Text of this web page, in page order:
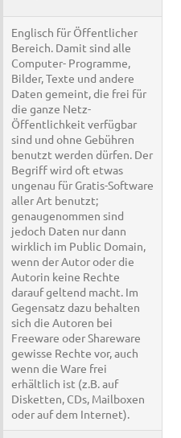
Englisch für Öffentlicher
Bereich. Damit sind alle
Computer- Programme,
Bilder, Texte und andere
Daten gemeint, die frei für
die ganze Netz-
Öffentlichkeit verfügbar
sind und ohne Gebühren
benutzt werden dürfen. Der
Begriff wird oft etwas
ungenau für Gratis-Software
aller Art benutzt;
genaugenommen sind
jedoch Daten nur dann
wirklich im Public Domain,
wenn der Autor oder die
Autorin keine Rechte
darauf geltend macht. Im
Gegensatz dazu behalten
sich die Autoren bei
Freeware oder Shareware
gewisse Rechte vor, auch
wenn die Ware frei
erhältlich ist (z.B. auf
Disketten, CDs, Mailboxen
oder auf dem Internet).